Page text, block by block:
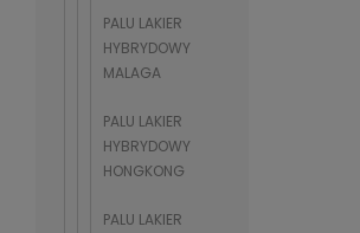
PALU LAKIER
HYBRYDOWY
MALAGA
PALU LAKIER
HYBRYDOWY
HONGKONG
PALU LAKIER